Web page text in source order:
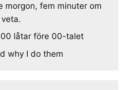
morgon, fem minuter om
låtar före 00-talet
why I do them